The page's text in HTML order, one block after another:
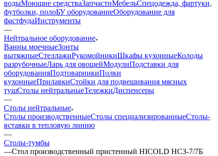
водыМоющие средстваЗапчастиМебельСпецодежда, фартуки,
футболки, полоБУ оборудованиеОборудование для
фастфудаИнструменты
—
Нейтральное оборудование
Ванны моечныеЗонты
вытяжныеСтеллажиРукомойникиШкафы кухонныеКолоды
разрубочныеЛарь для овощейМодулиПодставки для
оборудованияПодтоварникиПолки
кухонныеПрилавкиСтойки для подвешивания мясных
тушСтолы нейтральныеТележкиДиспенсеры
—
Столы нейтральные
Столы производственныеСтолы специализированныеСтолы-
вставки в тепловую линию
—
Столы-тумбы
—Стол производственный пристенный HICOLD НСЗ-7/7Б